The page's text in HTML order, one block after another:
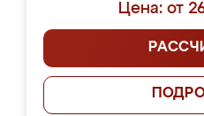
Цена: от